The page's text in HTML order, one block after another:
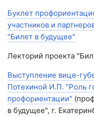
Буклет
участников и
"Билет в будущее"
Лекторий проекта
Выступление вице-
Потехиной И.П. "Роль
профориентации"
в будущее", г.